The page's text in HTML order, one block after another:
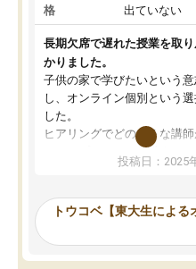
格
出ていない
長期欠席で遅れた授業を取
かりました。
子供の家で学びたいという
し、オンライン個別という選
した。
ヒアリングでどのような講
か、オプションは付帯するか
事が出来ました。
ーティングを行い、その講師
見てから講師を決定する事が
す。
投稿日：2025
トウコベ【東大生によ